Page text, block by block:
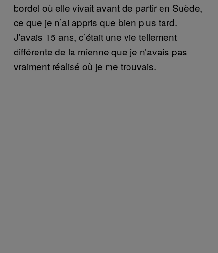
bordel où elle vivait avant de partir en Suède,
ce que je n’ai appris que bien plus tard.
J’avais 15 ans, c’était une vie tellement
différente de la mienne que je n’avais pas
vraiment réalisé où je me trouvais.